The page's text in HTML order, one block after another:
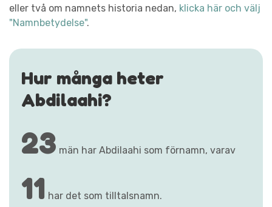
eller två om namnets historia nedan, klicka här och välj
"Namnbetydelse".
Hur många heter
Abdilaahi?
23 män har Abdilaahi som förnamn, varav
11 har det som tilltalsnamn.